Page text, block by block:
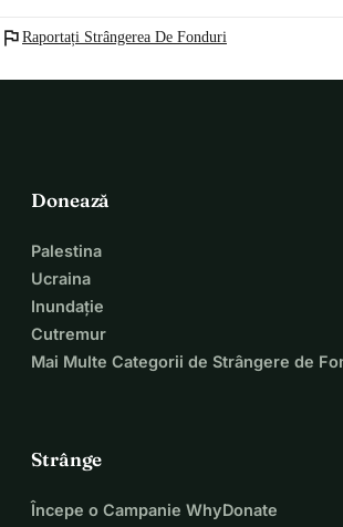
flag Raportați Strângerea De Fonduri
Donează
Palestina
Ucraina
Inundație
Cutremur
Mai Multe Categorii de Strângere de
Strânge
Începe o Campanie WhyDonate